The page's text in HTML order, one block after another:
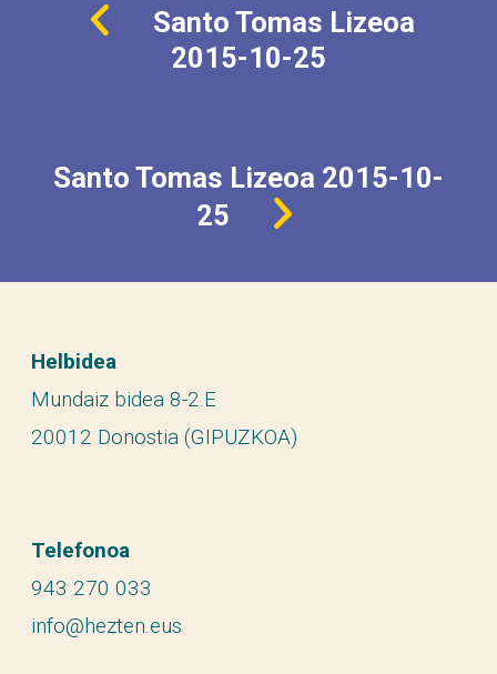
Santo Tomas Lizeoa
2015-10-25
Santo Tomas Lizeoa 2015-10-
25
Helbidea
Mundaiz bidea 8-2.E
20012 Donostia (GIPUZKOA)
Telefonoa
943 270 033
info@hezten.eus